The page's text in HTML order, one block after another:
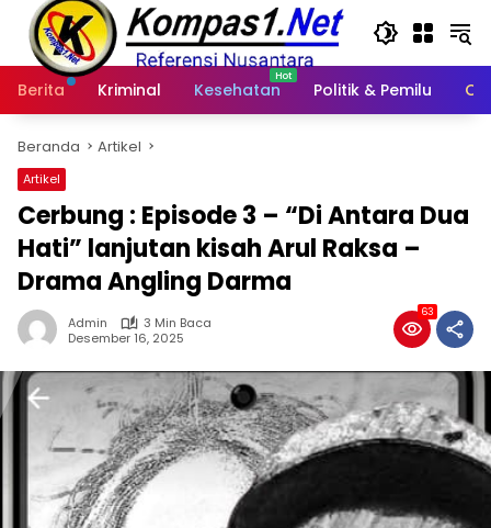
Langsung
konten
Berita
Kriminal Kesehatan Politik & Pemilu
Beranda Artikel
Artikel
Cerbung : Episode 3 – “Di Antara Dua
Hati” lanjutan kisah Arul Raksa –
Drama Angling Darma
Admin
3 Min Baca
Desember 16, 2025
63